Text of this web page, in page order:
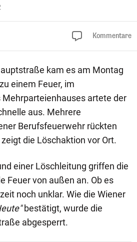
Kommentare
kam es am Montag
einem Feuer, im
Mehrparteienhauses artete der
aus. Mehrere
Berufsfeuerwehr rückten
die Löschaktion vor Ort.
einer Löschleitung griffen die
Feuer von außen an. Ob es
noch unklar. Wie die Wiener
bestätigt, wurde die
abgesperrt.